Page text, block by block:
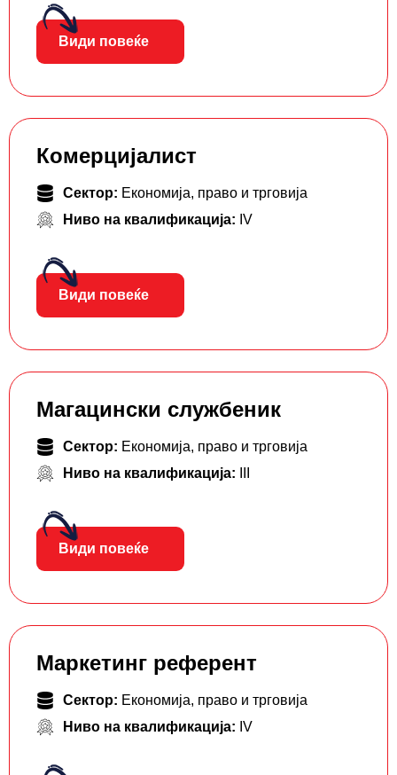
Види повеќе
Комерцијалист
Сектор: Економија, право и трговија
Ниво на квалификација: IV
Види повеќе
Магацински службеник
Сектор: Економија, право и трговија
Ниво на квалификација:
Види повеќе
Маркетинг референт
Сектор: Економија, право и трговија
Ниво на квалификација: IV